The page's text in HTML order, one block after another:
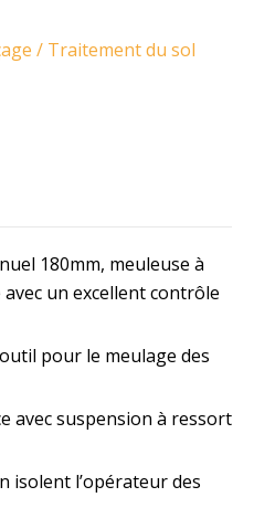
/ Traitement du sol
180mm, meuleuse à
un excellent contrôle
pour le meulage des
avec suspension à ressort
isolent l’opérateur des